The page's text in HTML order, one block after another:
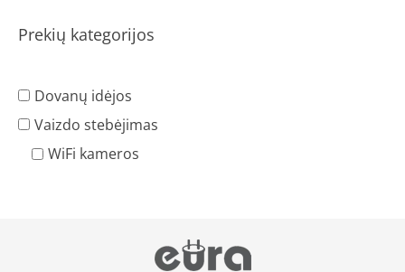
Prekių kategorijos
Dovanų idėjos
Vaizdo stebėjimas
WiFi kameros